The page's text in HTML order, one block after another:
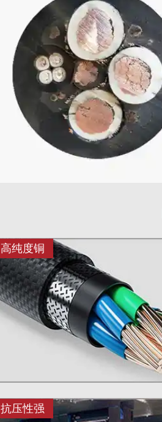
高纯度铜
抗压性强